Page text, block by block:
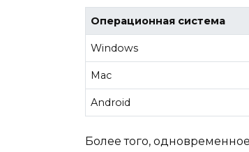
Операционная система
Windows
Mac
Android
Более того,